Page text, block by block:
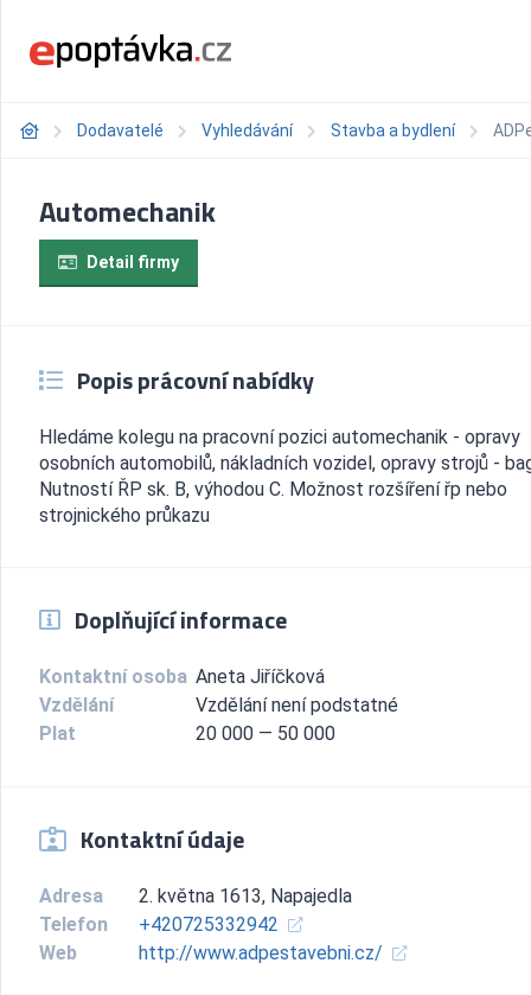
Dodavatelé Vyhledávání Stavba a bydlení
Automechanik
Detail firmy
Popis prácovní nabídky
Hledáme kolegu na pracovní pozici automechanik - opravy
osobních automobilů, nákladních vozidel, opravy strojů -
Nutností ŘP sk. B, výhodou C. Možnost rozšíření řp nebo
strojnického průkazu
Doplňující informace
Kontaktní osoba Aneta Jiříčková
Vzdělání
Vzdělání není podstatné
Plat
20 000 — 50 000
Kontaktní údaje
Adresa
2. května 1613, Napajedla
Telefon
+420725332942
Web
http://www.adpestavebni.cz/